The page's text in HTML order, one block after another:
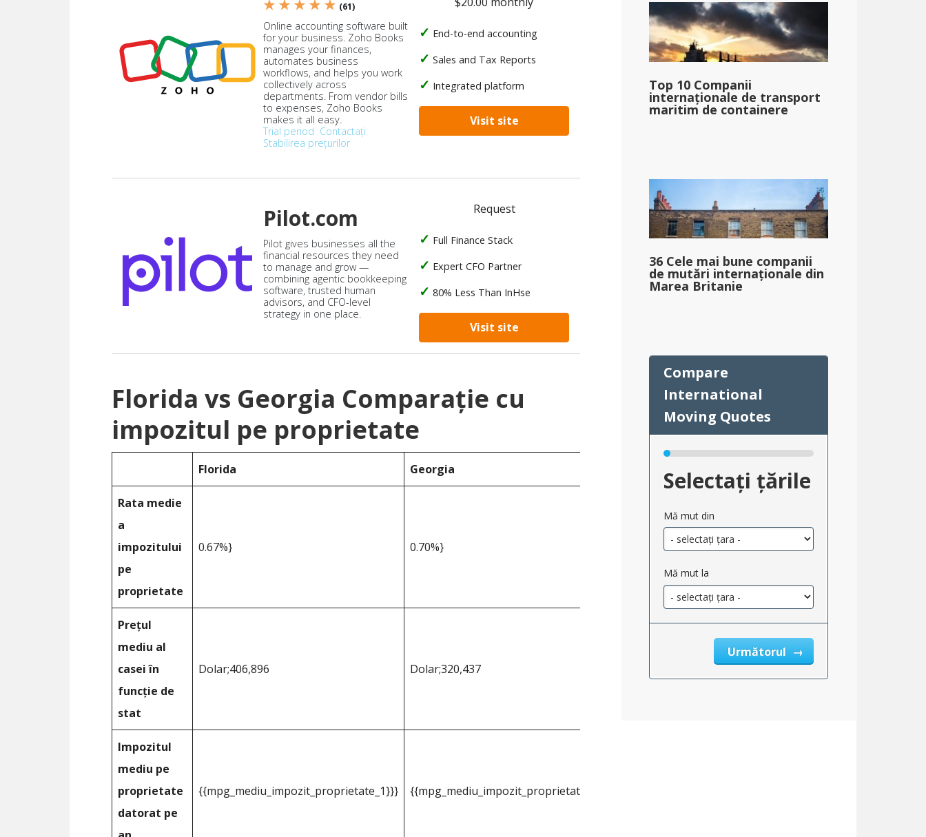
★ ★ ★ ★ ★ (61)
Online accounting software built
for your business. Zoho Books
manages your finances,
automates business
workflows, and helps you work
collectively across
departments. From vendor bills
to expenses, Zoho Books
makes it all easy.
Trial period Contactați
Stabilirea prețurilor
End-to-end accounting
Sales and Tax Reports
Integrated platform
Visit site
Pilot.com
Pilot gives businesses all the
financial resources they need
to manage and grow —
combining agentic bookkeeping
software, trusted human
advisors, and CFO-level
strategy in one place.
Request
Full Finance Stack
Expert CFO Partner
80% Less Than InHse
Visit site
Florida vs Georgia Comparație cu
impozitul pe proprietate
Florida Georgia
Rata medie
a
impozitului
pe
proprietate
0.67%} 0.70%}
Prețul
mediu al
casei în
funcție de
stat
Dolar;406,896 Dolar;320,437
Impozitul
mediu pe
proprietate
datorat pe
{{mpg_mediu_impozit_proprietate_1}}} {{mpg_mediu_impozit_proprietate_2}}
Top 10 Companii
internaționale de transport
maritim de containere
36 Cele mai bune companii
de mutări internaționale din
Marea Britanie
Selectați țările
Mă mut din
Mă mut la
Următorul